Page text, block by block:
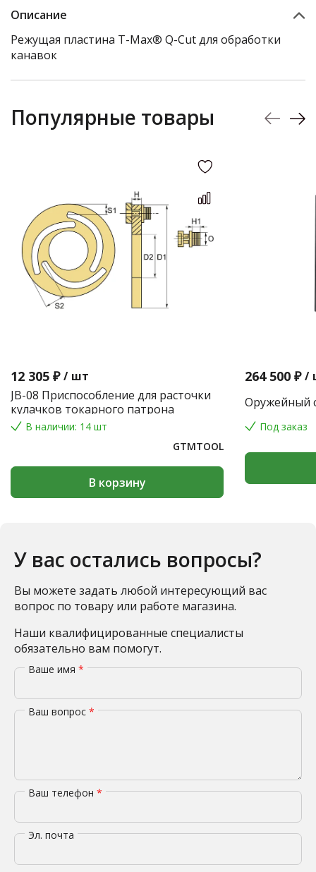
Описание
Режущая пластина T-Max® Q-Cut для обработки
канавок
Популярные товары
12 305 ₽ / шт
JB-08 Приспособление для расточки
кулачков токарного патрона
В наличии: 14 шт
GTMTOOL
В корзину
264 500 ₽ /
Оружейный
Под заказ
У вас остались вопросы?
Вы можете задать любой интересующий вас
вопрос по товару или работе магазина.
Наши квалифицированные специалисты
обязательно вам помогут.
Ваше имя *
Ваш вопрос *
Ваш телефон *
Эл. почта